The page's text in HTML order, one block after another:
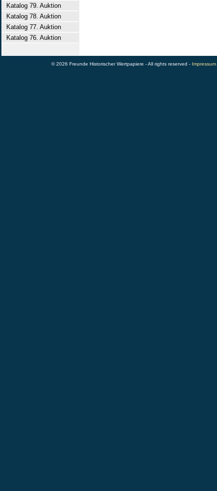
Katalog 79. Auktion
Katalog 78. Auktion
Katalog 77. Auktion
Katalog 76. Auktion
© 2026 Freunde Historischer Wertpapiere - All rights reserved - Impressum